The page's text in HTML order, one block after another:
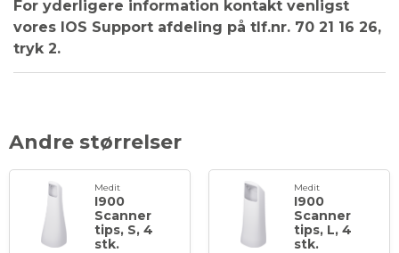
For yderligere information kontakt venligst
vores IOS Support afdeling på tlf.nr. 70 21 16 26,
tryk 2.
Andre størrelser
Medit
I900
Scanner
tips, S, 4
stk.
Medit
I900
Scanner
tips, L, 4
stk.